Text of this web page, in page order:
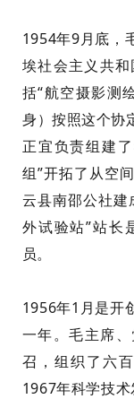
1954年9月底，
埃社会主义共和
括“航空摄影测
身）按照这个协
正宜负责组建
组”开拓了从空
云县南邵公社建
外试验站”站长
员。
1956年1月是开
一年。毛主席
召，组织了六
1967年科学技